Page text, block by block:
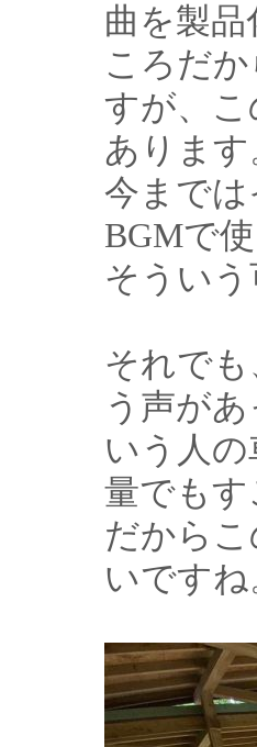
曲を製
ころだ
すが、
あります
今まで
BGMで
そうい
それで
う声が
いう人
量でも
だから
いですね